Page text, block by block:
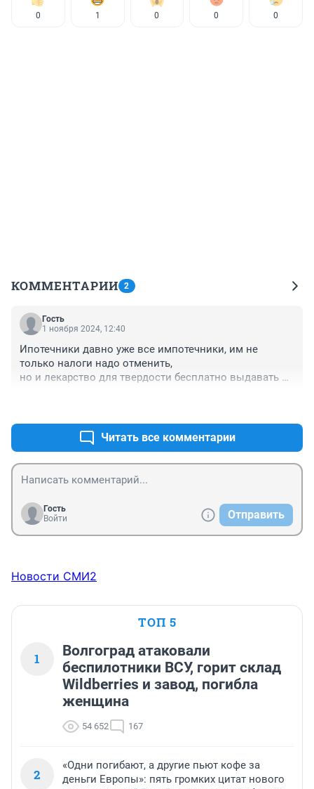
0 1 0 0 0
КОММЕНТАРИИ 2
Гость
1 ноября 2024, 12:40
Ипотечники давно уже все импотечники, им не
только налоги надо отменить,
но и лекарство для твердости бесплатно выдавать
Читать все комментарии
Гость
Войти
Отправить
Новости СМИ2
ТОП 5
1
Волгоград атаковали
беспилотники ВСУ, горит склад
Wildberries и завод, погибла
женщина
54 652 167
2
«Одни погибают, а другие пьют кофе за
деньги Европы»: пять громких цитат нового